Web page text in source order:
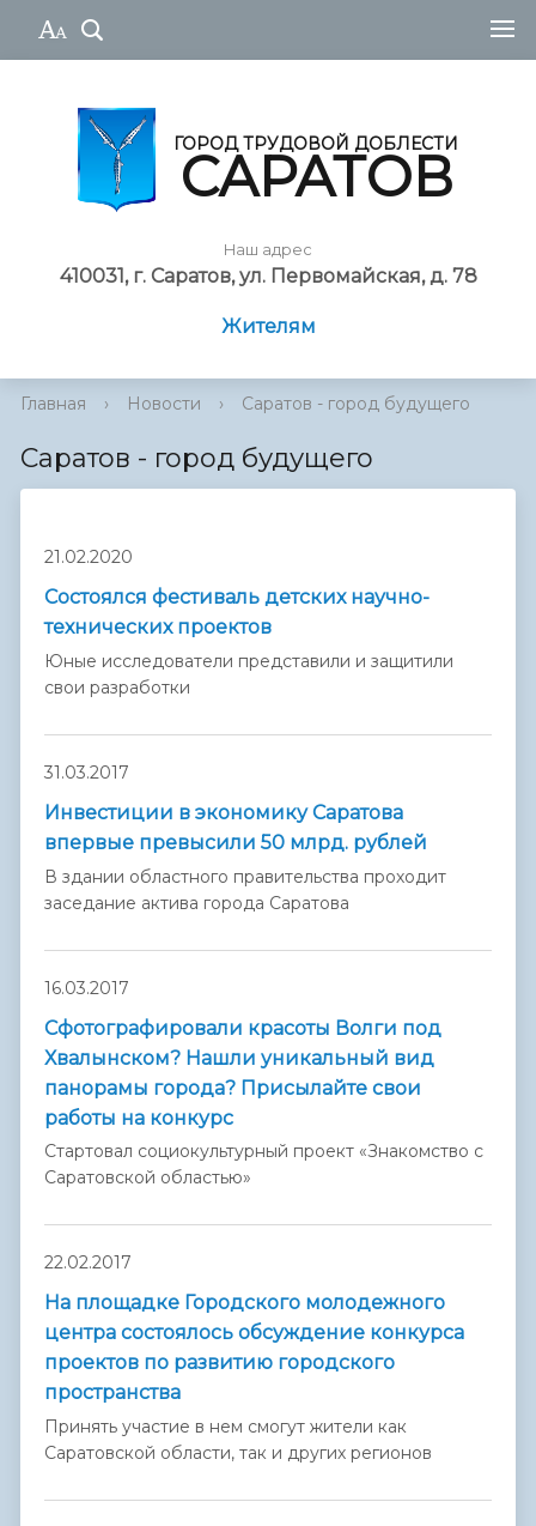
ГОРОД ТРУДОВОЙ ДОБЛЕСТИ
САРАТОВ
Наш адрес
410031, г. Саратов, ул. Первомайская, д. 78
Жителям
Главная › Новости › Саратов - город будущего
Саратов - город будущего
21.02.2020
Состоялся фестиваль детских научно-
технических проектов
Юные исследователи представили и защитили
свои разработки
31.03.2017
Инвестиции в экономику Саратова
впервые превысили 50 млрд. рублей
В здании областного правительства проходит
заседание актива города Саратова
16.03.2017
Сфотографировали красоты Волги под
Хвалынском? Нашли уникальный вид
панорамы города? Присылайте свои
работы на конкурс
Стартовал социокультурный проект «Знакомство с
Саратовской областью»
22.02.2017
На площадке Городского молодежного
центра состоялось обсуждение конкурса
проектов по развитию городского
пространства
Принять участие в нем смогут жители как
Саратовской области, так и других регионов